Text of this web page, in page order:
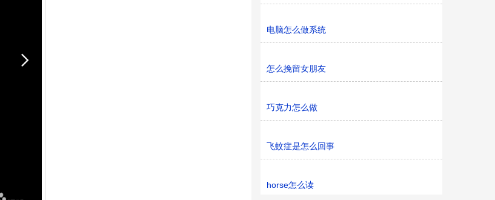
电脑怎么做系统
怎么挽留女朋友
巧克力怎么做
飞蚊症是怎么回事
horse怎么读